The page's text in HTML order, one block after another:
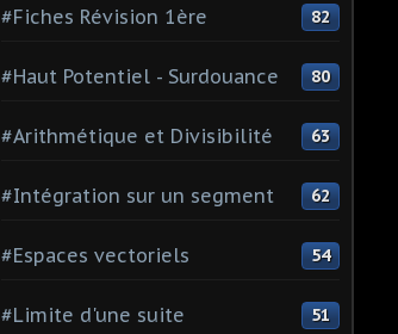
#Fiches Révision 1ère 82
#Haut Potentiel - Surdouance 80
#Arithmétique et Divisibilité 63
#Intégration sur un segment 62
#Espaces vectoriels 54
#Limite d'une suite 51